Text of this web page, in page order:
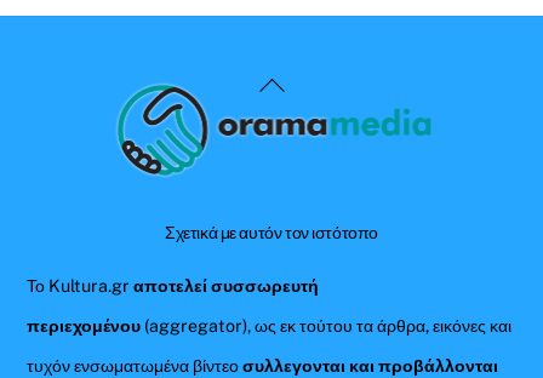
Back
To
Σχετικά με αυτόν τον ιστότοπο
Το Kultura.grαποτελεί συσσωρευτή
περιεχομένου (aggregator), ως εκ τούτου τα άρθρα, εικόνες και
τυχόν ενσωματωμένα βίντεοσυλλεγονται και προβάλλονται